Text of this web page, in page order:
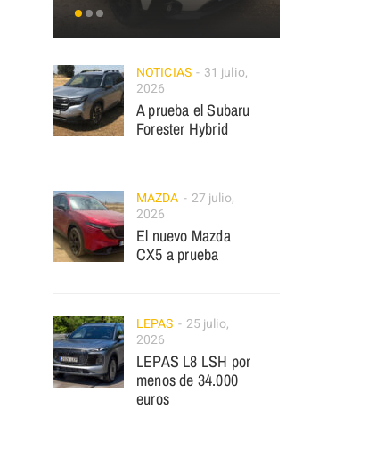
NOTICIAS
31 julio,
2026
A prueba el Subaru
Forester Hybrid
MAZDA
27 julio,
2026
El nuevo Mazda
CX5 a prueba
LEPAS
25 julio,
2026
LEPAS L8 LSH por
menos de 34.000
euros